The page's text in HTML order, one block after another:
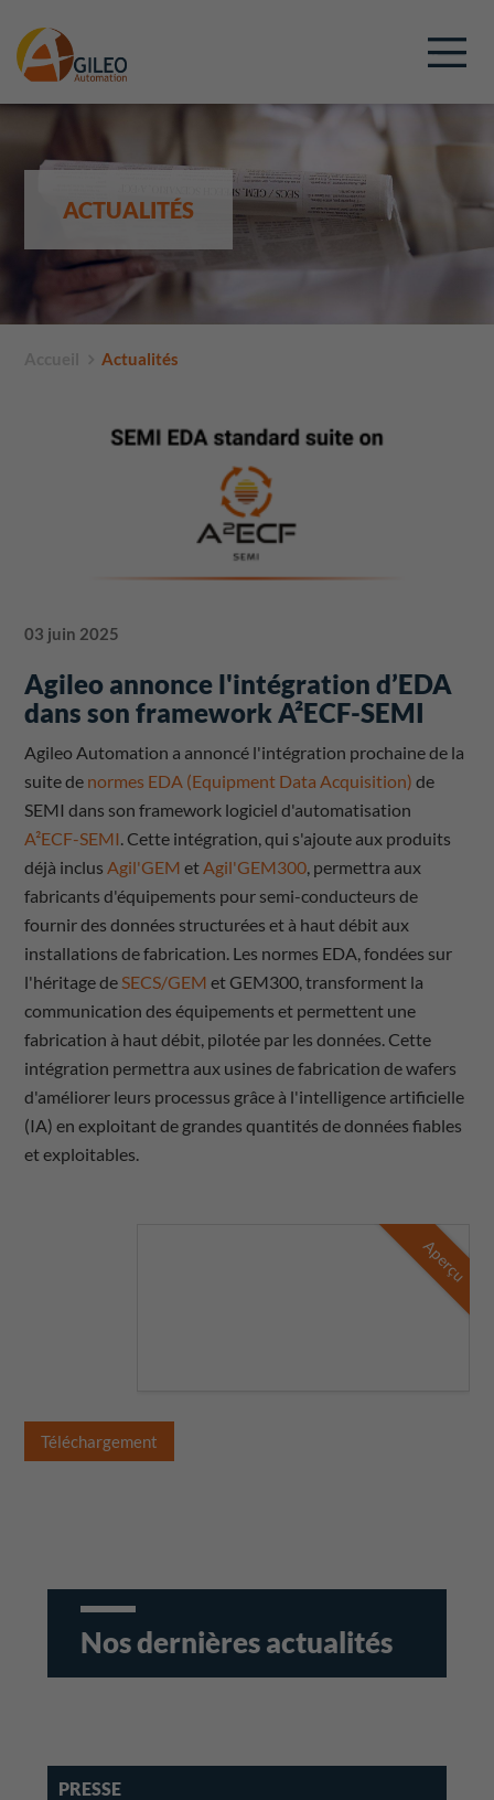
ACTUALITÉS
Actualités
03 juin 2025
Agileo annonce l'intégration d’EDA
dans son framework A²ECF-SEMI
Agileo Automation a annoncé l'intégration prochaine de la
suite de normes EDA (Equipment Data Acquisition) de
SEMI dans son framework logiciel d'automatisation
A²ECF-SEMI. Cette intégration, qui s'ajoute aux produits
déjà inclusAgil'GEM etAgil'GEM300, permettra aux
fabricants d'équipements pour semi-conducteurs de
fournir des données structurées et à haut débit aux
installations de fabrication. Les normes EDA, fondées sur
l'héritage deSECS/GEM et GEM300, transforment la
communication des équipements et permettent une
fabrication à haut débit, pilotée par les données. Cette
intégration permettra aux usines de fabrication de wafers
d'améliorer leurs processus grâce à l'intelligence artificielle
(IA) en exploitant de grandes quantités de données fiables
et exploitables.
Aperçu
Téléchargement
Nos dernières actualités
PRESSE